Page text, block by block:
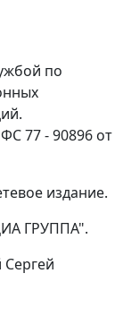
по
77 - 90896 от
издание.
ГРУППА".
Сергей